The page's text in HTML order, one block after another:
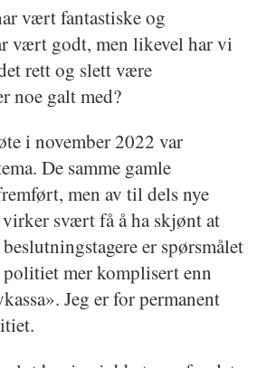
vært fantastiske og
vært godt, men likevel har vi
rett og slett være
noe galt med?
i november 2022 var
De samme gamle
men av til dels nye
svært få å ha skjønt at
er spørsmålet
mer komplisert enn
Jeg er for permanent